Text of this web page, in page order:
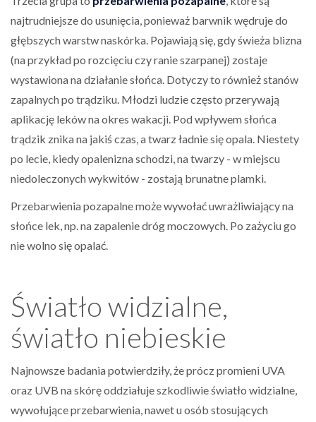
najtrudniejsze do usunięcia, ponieważ barwnik wędruje do
głębszych warstw naskórka. Pojawiają się, gdy świeża blizna
(na przykład po rozcięciu czy ranie szarpanej) zostaje
wystawiona na działanie słońca. Dotyczy to również stanów
zapalnych po trądziku. Młodzi ludzie często przerywają
aplikację leków na okres wakacji. Pod wpływem słońca
trądzik znika na jakiś czas, a twarz ładnie się opala. Niestety
po lecie, kiedy opalenizna schodzi, na twarzy - w miejscu
niedoleczonych wykwitów - zostają brunatne plamki.
Przebarwienia pozapalne może wywołać uwrażliwiający na
słońce lek, np. na zapalenie dróg moczowych. Po zażyciu go
nie wolno się opalać.
Światło widzialne,
światło niebieskie
Najnowsze badania potwierdziły, że prócz promieni UVA
oraz UVB na skórę oddziałuje szkodliwie światło widzialne,
wywołujące przebarwienia, nawet u osób stosujących